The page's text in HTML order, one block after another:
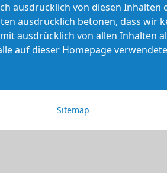
ausdrücklich von diesen Inhalten
ausdrücklich betonen, dass wir
ausdrücklich von allen Inhalten
auf dieser Homepage
Sitemap